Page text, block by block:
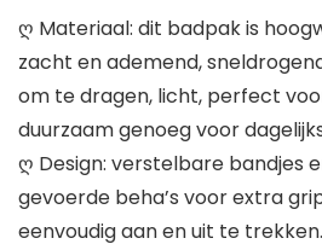
ღ Materiaal: dit badpak is
zacht en ademend,
om te dragen, licht, perfect
duurzaam genoeg voor
ღ Design: verstelbare bandjes
gevoerde beha’s voor extra
eenvoudig aan en uit te